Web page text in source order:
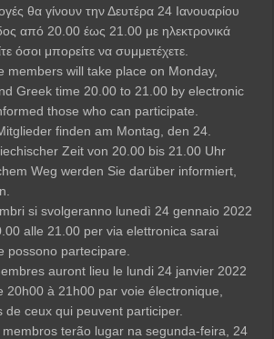
θα γίνουν την Δευτέρα 24 Ιανουαρίου
από 20.00 έως 21.00 με ηλεκτρονικά
όσοι μπορείτε να συμμετέχετε.
members will take place on Monday,
Greek time 20.00 to 21.00 by electronic
those who can participate.
finden am Montag, den 24.
Zeit von 20.00 bis 21.00 Uhr
Weg werden Sie darüber informiert,
si svolgeranno lunedì 24 gennaio 2022
alle 21.00 per via elettronica sarai
possono partecipare.
auront lieu le lundi 24 janvier 2022
20h00 à 21h00 par voie électronique,
de ceux qui peuvent participer.
terão lugar na segunda-feira, 24